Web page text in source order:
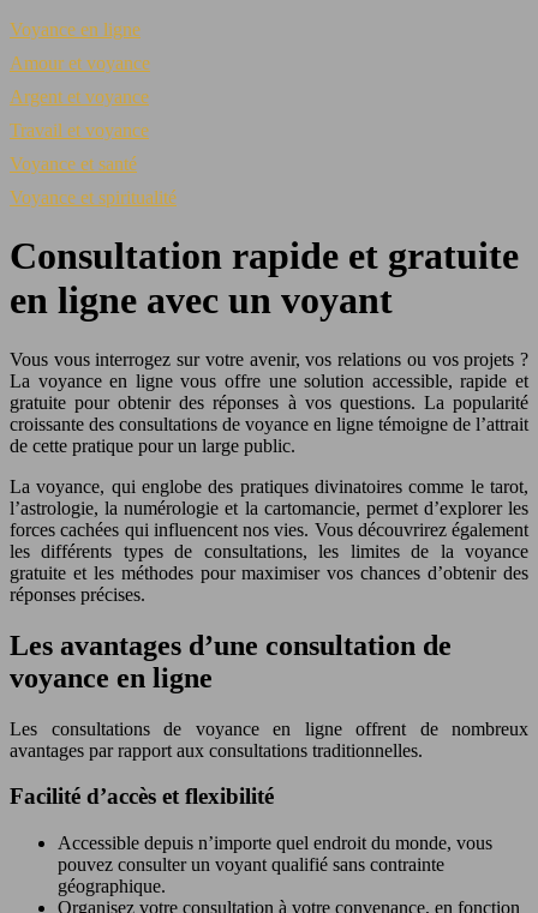
Voyance en ligne
Amour et voyance
Argent et voyance
Travail et voyance
Voyance et santé
Voyance et spiritualité
Consultation rapide et gratuite
en ligne avec un voyant
Vous vous interrogez sur votre avenir, vos relations ou vos projets ?
La voyance en ligne vous offre une solution accessible, rapide et
gratuite pour obtenir des réponses à vos questions. La popularité
croissante des consultations de voyance en ligne témoigne de l’attrait
de cette pratique pour un large public.
La voyance, qui englobe des pratiques divinatoires comme le tarot,
l’astrologie, la numérologie et la cartomancie, permet d’explorer les
forces cachées qui influencent nos vies. Vous découvrirez également
les différents types de consultations, les limites de la voyance
gratuite et les méthodes pour maximiser vos chances d’obtenir des
réponses précises.
Les avantages d’une consultation de
voyance en ligne
Les consultations de voyance en ligne offrent de nombreux
avantages par rapport aux consultations traditionnelles.
Facilité d’accès et flexibilité
Accessible depuis n’importe quel endroit du monde, vous
pouvez consulter un voyant qualifié sans contrainte
géographique.
Organisez votre consultation à votre convenance, en fonction